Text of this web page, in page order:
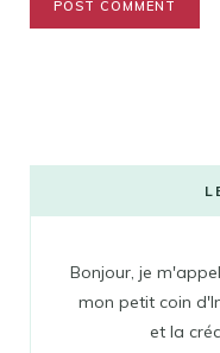
Bonjour, je
mon petit coin
et la